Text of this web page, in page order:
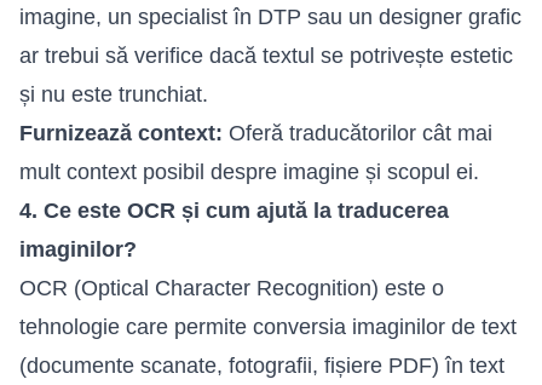
imagine, un specialist în DTP sau un designer grafic
ar trebui să verifice dacă textul se potrivește estetic
și nu este trunchiat.
Furnizează context: Oferă traducătorilor cât mai
mult context posibil despre imagine și scopul ei.
4. Ce este OCR și cum ajută la traducerea
imaginilor?
OCR (Optical Character Recognition) este o
tehnologie care permite conversia imaginilor de text
(documente scanate, fotografii, fișiere PDF) în text